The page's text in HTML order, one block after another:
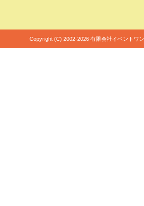
Copyright (C) 2002-2026 有限会社イベントワ